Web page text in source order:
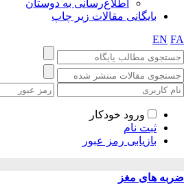
اطلاع‌رسانی به دوستان
بایگانی مقالات زیر چاپ
EN FA
ورود خودکار
ثبت نام
بازیابی رمز عبور
ضربه های مغز